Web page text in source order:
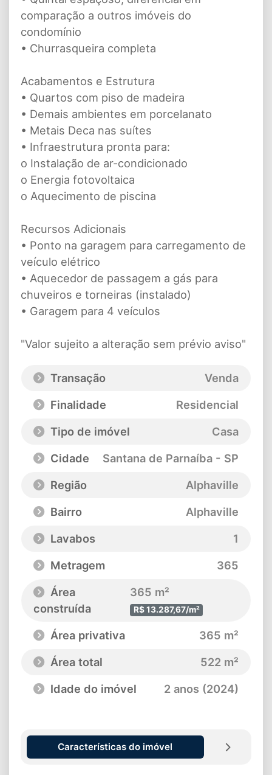
comparação a outros imóveis do
condomínio
• Churrasqueira completa
Acabamentos e Estrutura
• Quartos com piso de madeira
• Demais ambientes em porcelanato
• Metais Deca nas suítes
• Infraestrutura pronta para:
o Instalação de ar-condicionado
o Energia fotovoltaica
o Aquecimento de piscina
Recursos Adicionais
• Ponto na garagem para carregamento de
veículo elétrico
• Aquecedor de passagem a gás para
chuveiros e torneiras (instalado)
• Garagem para 4 veículos
"Valor sujeito a alteração sem prévio aviso"
Transação
Venda
Finalidade
Residencial
Tipo de imóvel
Casa
Cidade
Santana de Parnaíba - SP
Região
Alphaville
Bairro
Alphaville
Lavabos
1
Metragem
365
Área
construída
365 m²
R$ 13.287,67/m²
Área privativa
365 m²
Área total
522 m²
Idade do imóvel
2 anos (2024)
Características do imóvel